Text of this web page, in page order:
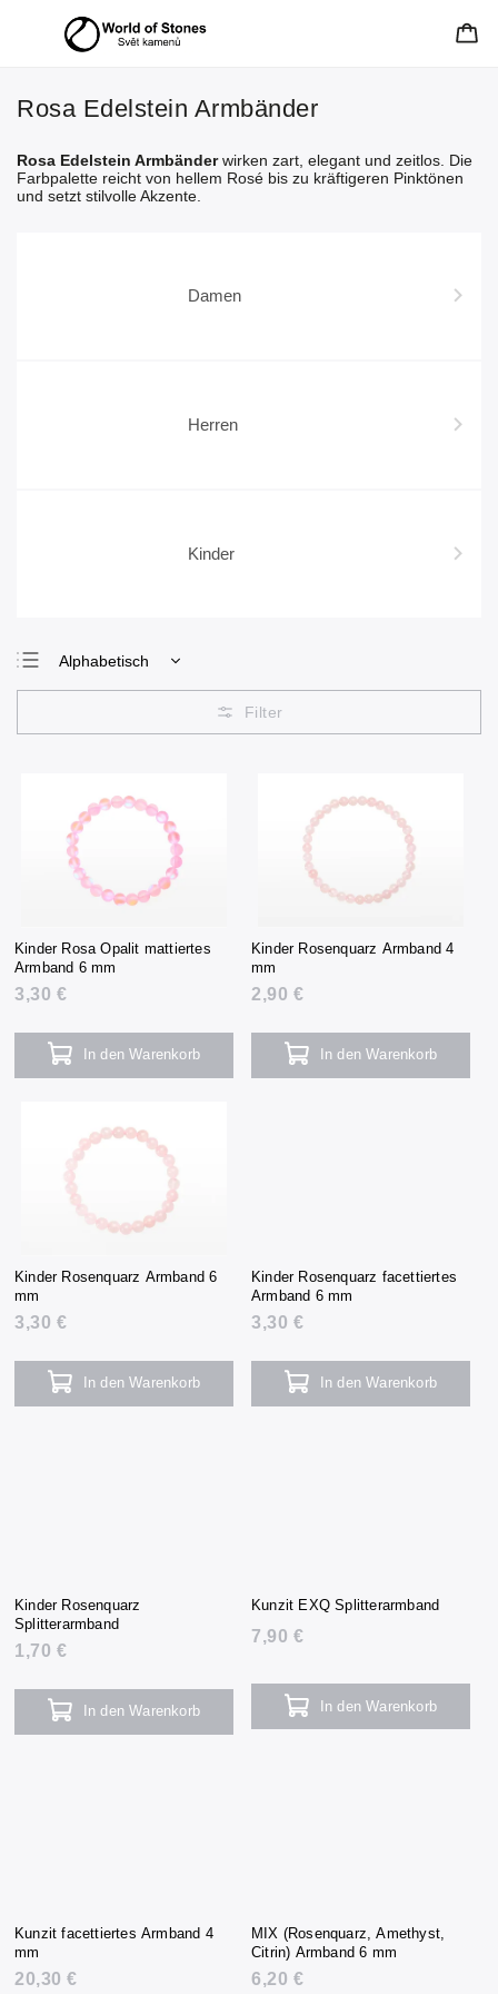
Rosa Edelstein Armbänder
Rosa Edelstein Armbänderwirken zart, elegant und zeitlos. Die
Farbpalette reicht von hellem Rosé bis zu kräftigeren Pinktönen
und setzt stilvolle Akzente.
Damen
Herren
Kinder
Alphabetisch
Günstigste
Teuerste
Kinder Rosa Opalit mattiertes
Armband 6 mm
3,30 €
In den Warenkorb
Kinder Rosenquarz Armband 4
mm
2,90 €
In den Warenkorb
Kinder Rosenquarz Armband 6
mm
3,30 €
In den Warenkorb
Kinder Rosenquarz facettiertes
Armband 6 mm
3,30 €
In den Warenkorb
Kinder Rosenquarz
Splitterarmband
1,70 €
In den Warenkorb
Kunzit EXQ Splitterarmband
7,90 €
In den Warenkorb
Kunzit facettiertes Armband 4
mm
20,30 €
MIX (Rosenquarz, Amethyst,
Citrin) Armband 6 mm
6,20 €